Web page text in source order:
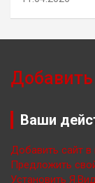
Ваши
Добавить сайт в
Предложить
Установить